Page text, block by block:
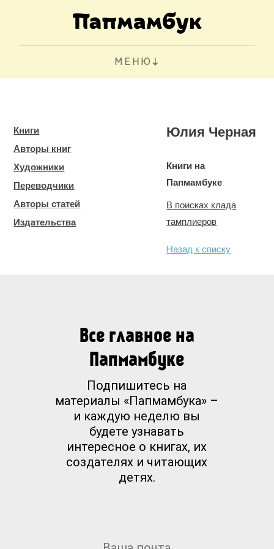
МЕНЮ
Книги
Авторы книг
Художники
Переводчики
Авторы статей
Издательства
Юлия Черная
Книги на
Папмамбуке
В поисках клада
тамплиеров
Назад к списку
Все главное на
Папмамбуке
Подпишитесь на
материалы «Папмамбука» –
и каждую неделю вы
будете узнавать
интересное о книгах, их
создателях и читающих
детях.